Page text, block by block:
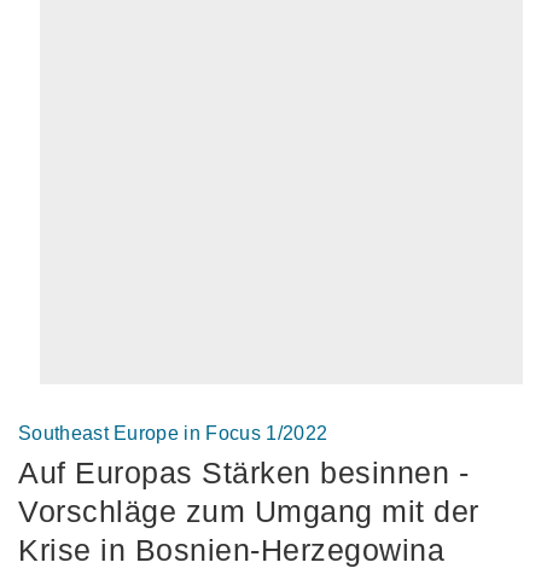
Southeast Europe in Focus 1/2022
Auf Europas Stärken besinnen -
Vorschläge zum Umgang mit der
Krise in Bosnien-Herzegowina